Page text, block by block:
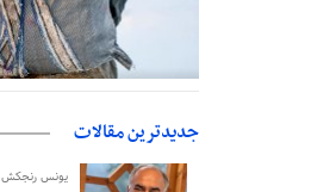
اولیه با کولبری وارد شود
جدیدترین مقالات
یونس رنجکش